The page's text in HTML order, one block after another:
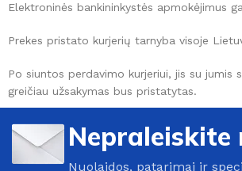
Elektroninės bankininkystės apmokėjimus
Prekes pristato kurjerių tarnyba visoje
Po siuntos perdavimo kurjeriui, jis su
greičiau užsakymas bus pristatytas.
Nepraleiskite
Nuolaidos, patarimai ir